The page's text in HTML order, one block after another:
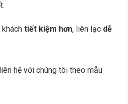
tiết kiệm hơn, liên lạc dễ
hệ với chúng tôi theo mẫu